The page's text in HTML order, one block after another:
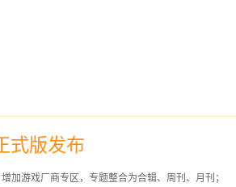
式版发布
增加游戏厂商专区，专题整合为合辑、周刊、月刊；